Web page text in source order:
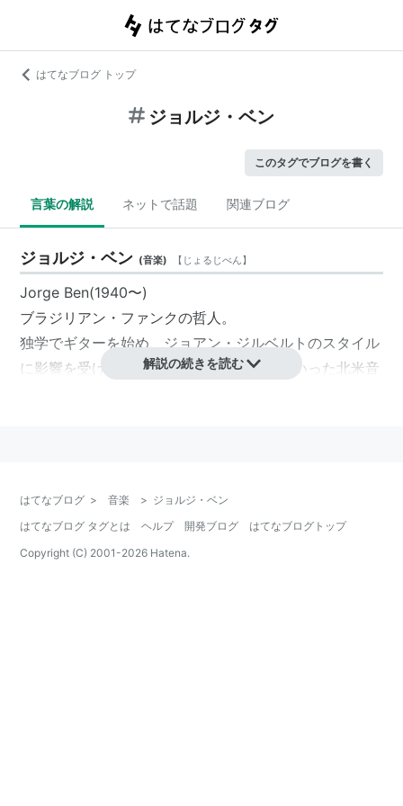
はてなブログ トップ
ジョルジ・ベン
このタグでブログを書く
言葉の解説 ネットで話題 関連ブログ
ジョルジ・ベン (音楽) 【 じょるじべん】
Jorge Ben(1940〜)
ブラジリアン・ファンクの哲人。
独学でギターを始め、ジョアン・ジルベルトのスタイル
に影響を受けながらもファンクやロックといった北米音
になった「マシュ・ケ・ナーダ」の作曲者。
解説の続きを読む
はてなブログ > 音楽 > ジョルジ・ベン
はてなブログ タグとは
ヘルプ 開発ブログ
はてなブログトップ
Copyright (C) 2001-2026 Hatena.